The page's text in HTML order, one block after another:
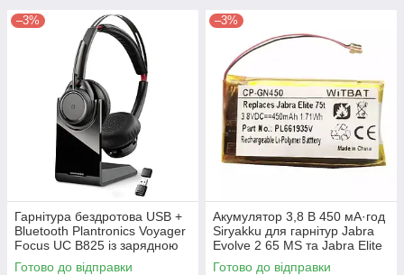
–3%
Гарнітура бездротова USB +
Bluetooth Plantronics Voyager
Focus UC B825 із зарядною
станцією чорні б/в
Готово до відправки
–3%
Акумулятор 3,8 В 450 мА·год
Siryakku для гарнітур Jabra
Evolve 2 65 MS та Jabra Elite
65t / 75t
Готово до відправки